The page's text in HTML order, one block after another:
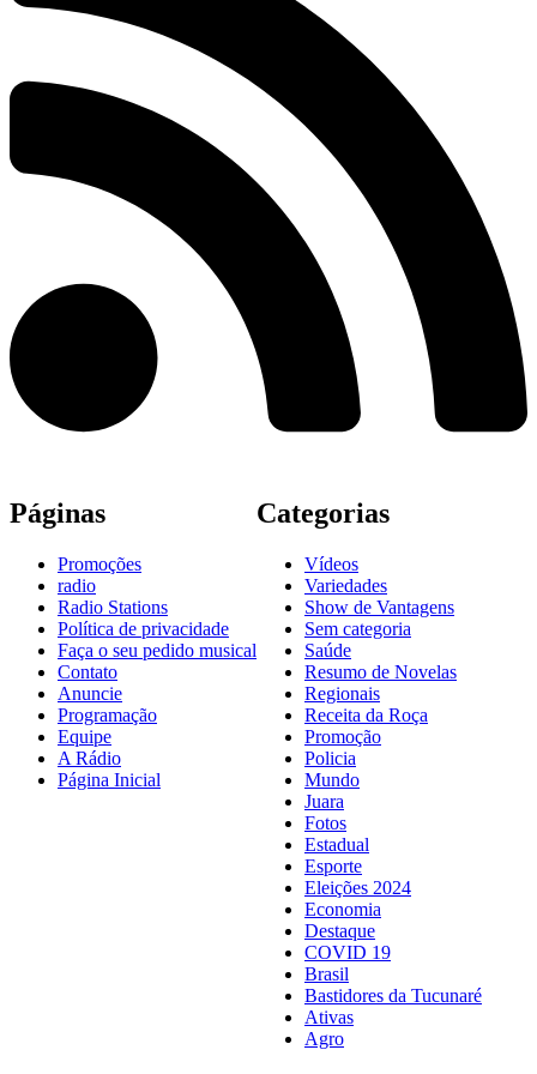
Páginas
Promoções
radio
Radio Stations
Política de privacidade
Faça o seu pedido musical
Contato
Anuncie
Programação
Equipe
A Rádio
Página Inicial
Categorias
Vídeos
Variedades
Show de Vantagens
Sem categoria
Saúde
Resumo de Novelas
Regionais
Receita da Roça
Promoção
Policia
Mundo
Juara
Fotos
Estadual
Esporte
Eleições 2024
Economia
Destaque
COVID 19
Brasil
Bastidores da Tucunaré
Ativas
Agro